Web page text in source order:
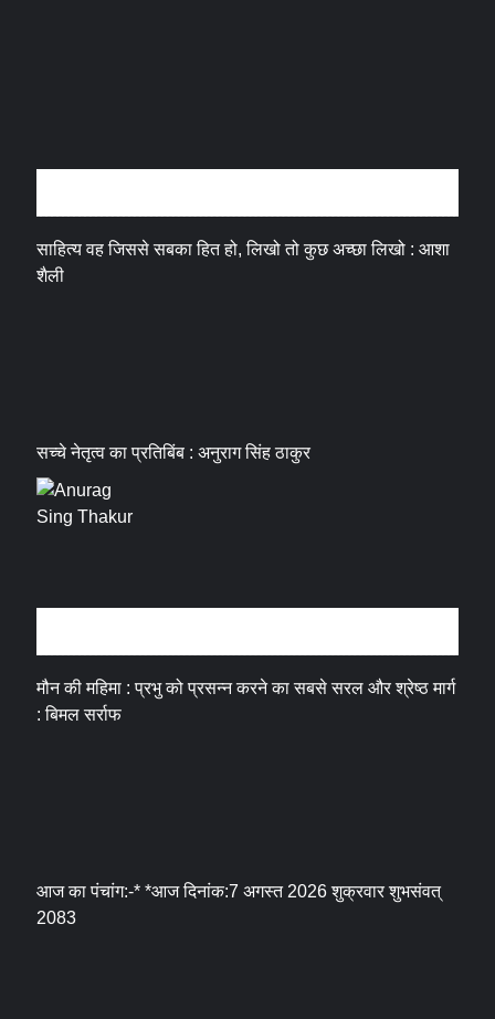
साहित्य वह जिससे सबका हित हो, लिखो तो कुछ अच्छा लिखो : आशा
शैली
सच्चे नेतृत्व का प्रतिबिंब : अनुराग सिंह ठाकुर
मौन की महिमा : प्रभु को प्रसन्न करने का सबसे सरल और श्रेष्ठ मार्ग
: बिमल सर्राफ
आज का पंचांग:-* *आज दिनांक:7 अगस्त 2026 शुक्रवार शुभसंवत्
2083